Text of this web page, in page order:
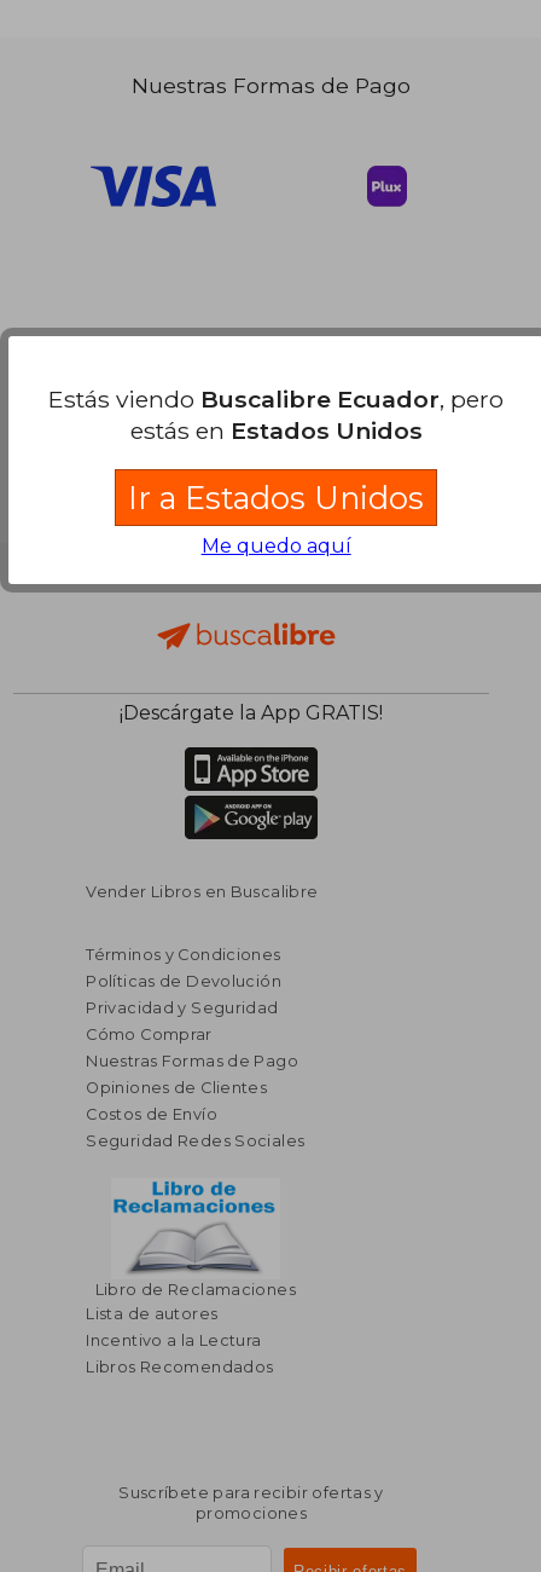
Nuestras Formas de Pago
¡Descárgate la App GRATIS!
Vender Libros en Buscalibre
Términos y Condiciones
Políticas de Devolución
Privacidad y Seguridad
Cómo Comprar
Nuestras Formas de Pago
Opiniones de Clientes
Costos de Envío
Seguridad Redes Sociales
Libro de Reclamaciones
Lista de autores
Incentivo a la Lectura
Libros Recomendados
Suscríbete para recibir ofertas y
promociones
Estás viendo Buscalibre Ecuador, pero
estás en Estados Unidos
Ir a Estados Unidos
Me quedo aquí